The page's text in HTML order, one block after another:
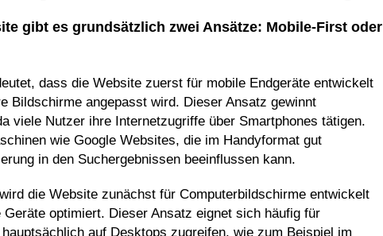
gibt es grundsätzlich zwei Ansätze: Mobile-First oder
dass die Website zuerst für mobile Endgeräte entwickelt
Bildschirme angepasst wird. Dieser Ansatz gewinnt
viele Nutzer ihre Internetzugriffe über Smartphones tätigen.
wie Google Websites, die im Handyformat gut
in den Suchergebnissen beeinflussen kann.
die Website zunächst für Computerbildschirme entwickelt
optimiert. Dieser Ansatz eignet sich häufig für
auf Desktops zugreifen, wie zum Beispiel im